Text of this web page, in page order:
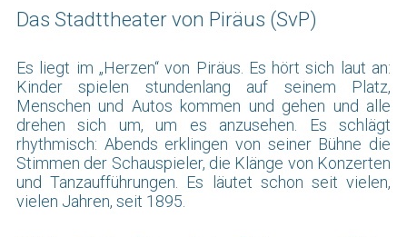
Das Stadttheater von Piräus (SvP)
Es liegt im „Herzen“ von Piräus. Es hört sich laut an:
Kinder spielen stundenlang auf seinem Platz,
Menschen und Autos kommen und gehen und alle
drehen sich um, um es anzusehen. Es schlägt
rhythmisch: Abends erklingen von seiner Bühne die
Stimmen der Schauspieler, die Klänge von Konzerten
und Tanzaufführungen. Es läutet schon seit vielen,
vielen Jahren, seit 1895.